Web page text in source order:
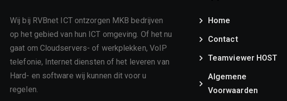
Wij bij RVBnet ICT ontzorgen MKB bedrijven
op het gebied van hun ICT omgeving. Of het nu
gaat om Cloudservers- of werkplekken, VoIP
telefonie, Internet diensten of het leveren van
Hard- en software wij kunnen dit voor u
regelen.
Home
Contact
Teamviewer HOST
Algemene
Voorwaarden